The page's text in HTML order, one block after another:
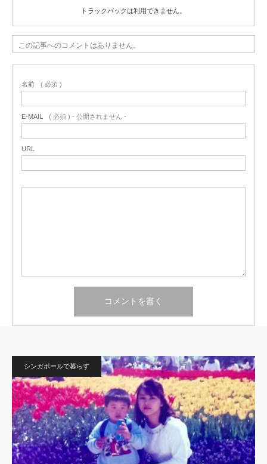
トラックバックは利用できません。
この記事へのコメントはありません。
名前 ( 必須 )
E-MAIL ( 必須 ) - 公開されません -
URL
シンガポールで暮らす